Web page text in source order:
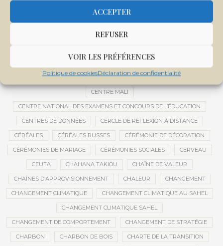
ACCEPTER
REFUSER
VOIR LES PRÉFÉRENCES
Politique de cookiesDéclaration de confidentialité
CENTRALE SOLAIRE DE SANANKOROBA
CENTRE INTERNATIONAL DE CONFÉRENCES DE BAMAKO
CENTRE MALI
CENTRE NATIONAL DES EXAMENS ET CONCOURS DE L’ÉDUCATION
CENTRES DE DONNÉES CERCLE DE RÉFLEXION À DISTANCE
CÉRÉALES CÉRÉALES RUSSES CÉRÉMONIE DE DÉCORATION
CÉRÉMONIES DE MARIAGE CÉRÉMONIES SOCIALES CERVEAU
CEUTA CHAHANA TAKIOU CHAÎNE DE VALEUR
CHAÎNES D’APPROVISIONNEMENT CHALEUR CHANGEMENT
CHANGEMENT CLIMATIQUE CHANGEMENT CLIMATIQUE AU SAHEL
CHANGEMENT CLIMATIQUE SAHEL
CHANGEMENT DE COMPORTEMENT CHANGEMENT DE STRATÉGIE
CHARBON CHARBON DE BOIS CHARTE DE LA TRANSITION